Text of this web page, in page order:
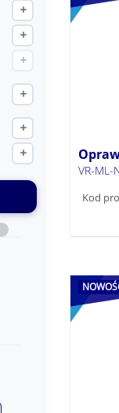
+
+
+
+
+
+
VR-ML-
Kod